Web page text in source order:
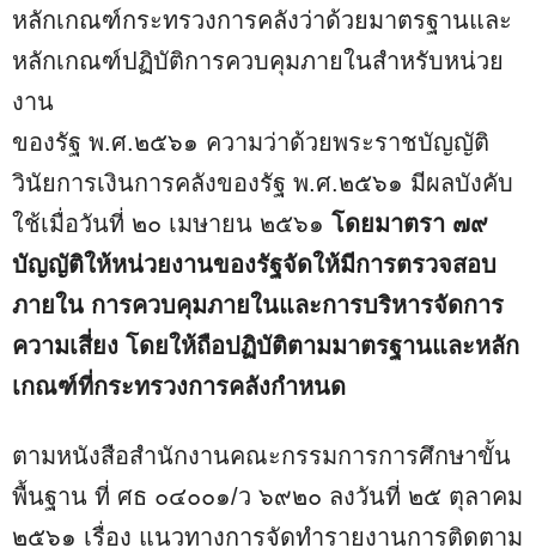
หลักเกณฑ์กระทรวงการคลังว่าด้วยมาตรฐานและ
หลักเกณฑ์ปฏิบัติการควบคุมภายในสำหรับหน่วย
งาน
ของรัฐ พ.ศ.๒๕๖๑ ความว่าด้วยพระราชบัญญัติ
วินัยการเงินการคลังของรัฐ พ.ศ.๒๕๖๑ มีผลบังคับ
ใช้เมื่อวันที่ ๒๐ เมษายน ๒๕๖๑ โดยมาตรา ๗๙
บัญญัติให้หน่วยงานของรัฐจัดให้มีการตรวจสอบ
ภายใน การควบคุมภายในและการบริหารจัดการ
ความเสี่ยง โดยให้ถือปฏิบัติตามมาตรฐานและหลัก
เกณฑ์ที่กระทรวงการคลังกำหนด
ตามหนังสือสำนักงานคณะกรรมการการศึกษาขั้น
พื้นฐาน ที่ ศธ ๐๔๐๐๑/ว ๖๙๒๐ ลงวันที่ ๒๕ ตุลาคม
๒๕๖๑ เรื่อง แนวทางการจัดทำรายงานการติดตาม